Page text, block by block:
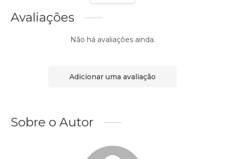
Avaliações
Não há avaliações ainda.
Adicionar uma avaliação
Sobre o Autor